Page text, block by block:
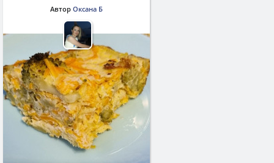
Автор Оксана Б